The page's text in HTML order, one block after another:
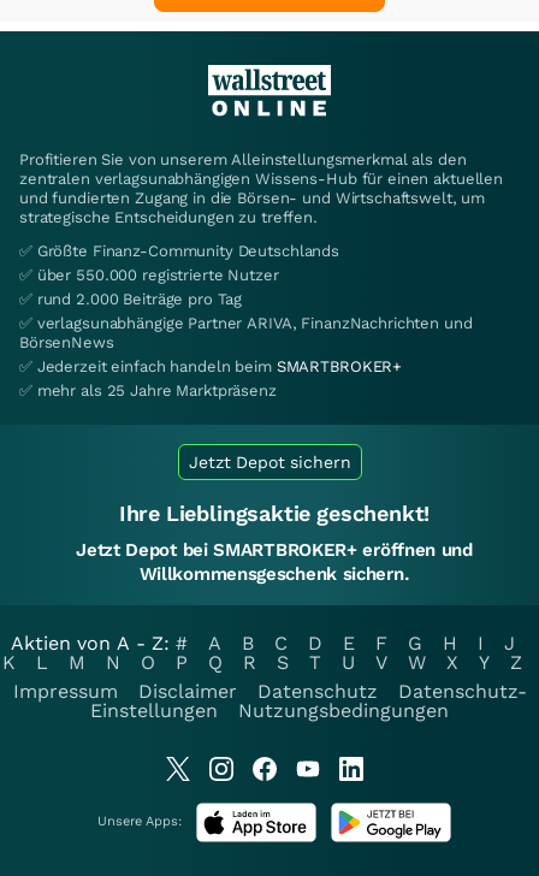
Profitieren Sie von unserem Alleinstellungsmerkmal als den
zentralen verlagsunabhängigen Wissens-Hub für einen aktuellen
und fundierten Zugang in die Börsen- und Wirtschaftswelt, um
strategische Entscheidungen zu treffen.
✅ Größte Finanz-Community Deutschlands
✅ über 550.000 registrierte Nutzer
✅ rund 2.000 Beiträge pro Tag
✅ verlagsunabhängige Partner ARIVA, FinanzNachrichten und
BörsenNews
✅ Jederzeit einfach handeln beim SMARTBROKER+
✅ mehr als 25 Jahre Marktpräsenz
Jetzt Depot sichern
Ihre Lieblingsaktie geschenkt!
Jetzt Depot bei SMARTBROKER+ eröffnen und
Willkommensgeschenk sichern.
Aktien von A - Z: # A B C D E F G H I
J
K
L M N O P Q R S T U V W X Y
Z
Impressum
Disclaimer Datenschutz
Datenschutz-
Einstellungen
Nutzungsbedingungen
Unsere Apps: